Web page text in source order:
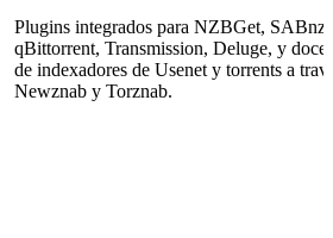
Plugins integrados para NZBGet,
qBittorrent, Transmission, Deluge, y
de indexadores de Usenet y torrents a
Newznab y Torznab.